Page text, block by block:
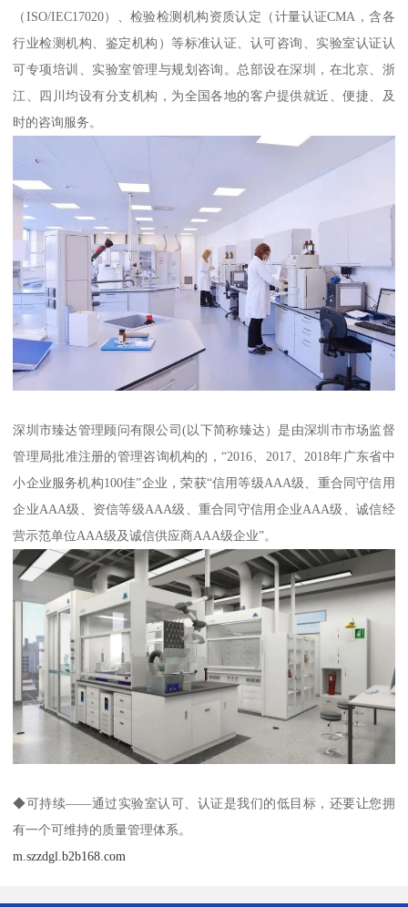
（ISO/IEC17020）、检验检测机构资质认定（计量认证CMA，含各
行业检测机构、鉴定机构）等标准认证、认可咨询、实验室认证认
可专项培训、实验室管理与规划咨询。总部设在深圳，在北京、浙
江、四川均设有分支机构，为全国各地的客户提供就近、便捷、及
时的咨询服务。
深圳市臻达管理顾问有限公司(以下简称臻达）是由深圳市市场监督
管理局批准注册的管理咨询机构的，“2016、2017、2018年广东省中
小企业服务机构100佳”企业，荣获“信用等级AAA级、重合同守信用
企业AAA级、资信等级AAA级、重合同守信用企业AAA级、诚信经
营示范单位AAA级及诚信供应商AAA级企业”。
◆可持续——通过实验室认可、认证是我们的低目标，还要让您拥
有一个可维持的质量管理体系。
m.szzdgl.b2b168.com